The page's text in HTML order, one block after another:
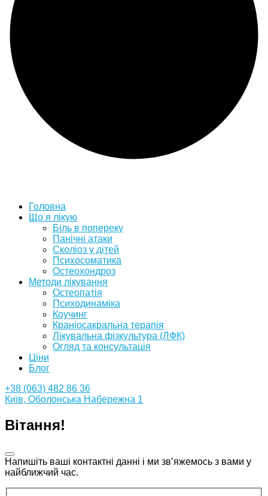
Головна
Що я лікую
Біль в попереку
Панічні атаки
Сколіоз у дітей
Психосоматика
Остеохондроз
Методи лікування
Остеопатія
Психодинаміка
Коучинг
Краніосакральна терапія
Лікувальна фізкультура (ЛФК)
Огляд та консультація
Ціни
Блог
+38 (063) 482 86 36
Київ, Оболонська Набережна 1
Вітання!
Напишіть ваші контактні данні і ми звʼяжемось з вами у
найближчий час.